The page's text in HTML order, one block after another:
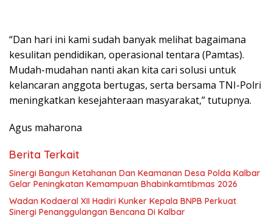
“Dan hari ini kami sudah banyak melihat bagaimana
kesulitan pendidikan, operasional tentara (Pamtas).
Mudah-mudahan nanti akan kita cari solusi untuk
kelancaran anggota bertugas, serta bersama TNI-Polri
meningkatkan kesejahteraan masyarakat,” tutupnya.
Agus maharona
Berita Terkait
Sinergi Bangun Ketahanan Dan Keamanan Desa Polda Kalbar
Gelar Peningkatan Kemampuan Bhabinkamtibmas 2026
Wadan Kodaeral XII Hadiri Kunker Kepala BNPB Perkuat
Sinergi Penanggulangan Bencana Di Kalbar